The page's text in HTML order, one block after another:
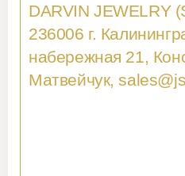
DARVIN JEWELRY
236006 г.
набережная 21,
Матвейчук,